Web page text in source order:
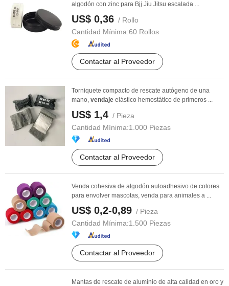
algodón con zinc para Bjj Jiu Jitsu escalada ...
US$ 0,36 / Rollo
Cantidad Mínima:60 Rollos
Contactar al Proveedor
Torniquete compacto de rescate autógeno de una
mano, vendaje elástico hemostático de primeros ...
US$ 1,4 / Pieza
Cantidad Mínima:1.000 Piezas
Contactar al Proveedor
Venda cohesiva de algodón autoadhesivo de colores
para envolver mascotas, venda para animales a ...
US$ 0,2-0,89 / Pieza
Cantidad Mínima:1.500 Piezas
Contactar al Proveedor
Mantas de rescate de aluminio de alta calidad en oro y